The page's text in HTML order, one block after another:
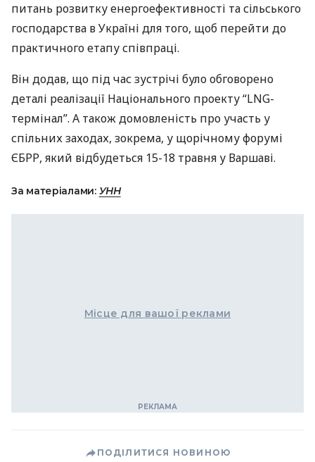
питань розвитку енергоефективності та сільського
господарства в Україні для того, щоб перейти до
практичного етапу співпраці.
Він додав, що під час зустрічі було обговорено
деталі реалізації Національного проекту “LNG-
термінал”. А також домовленість про участь у
спільних заходах, зокрема, у щорічному форумі
ЄБРР, який відбудеться 15-18 травня у Варшаві.
За матеріалами: УНН
Місце для вашої реклами
ПОДІЛИТИСЯ НОВИНОЮ